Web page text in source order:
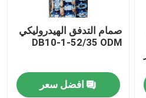
صمام التدفق الهيدروليكي
DB10-1-52/35 ODM
افضل سعر